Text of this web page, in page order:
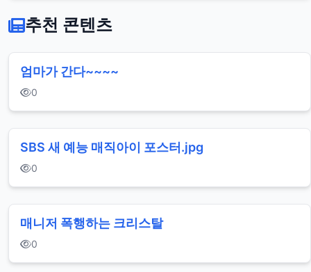
추천 콘텐츠
엄마가 간다~~~~
0
SBS 새 예능 매직아이 포스터.jpg
0
매니저 폭행하는 크리스탈
0